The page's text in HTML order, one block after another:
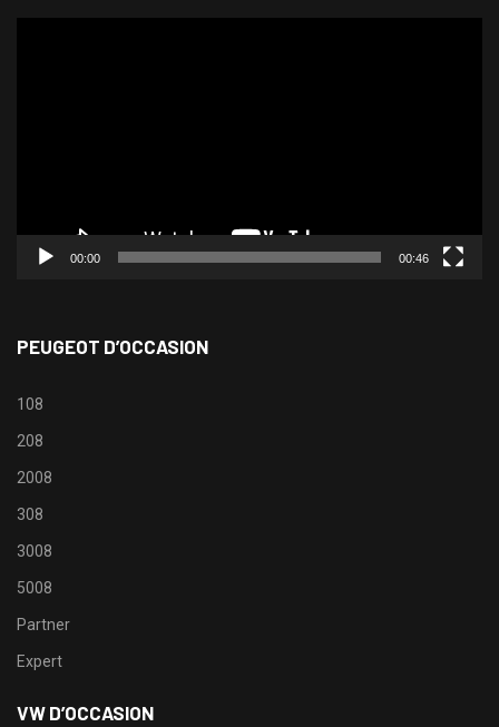
00:00 00:46
PEUGEOT D’OCCASION
108
208
2008
308
3008
5008
Partner
Expert
VW D’OCCASION